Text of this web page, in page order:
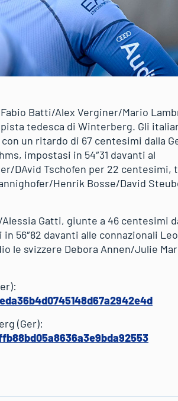
Batti/Alex Verginer/Mario
tedesca di Winterberg. Gli
un ritardo di 67 centesimi dalla
impostasi in 54″31 davanti al
DAvid Tschofen per 22 centesimi,
Henrik Bosse/David
Gatti, giunte a 46 centesimi
56″82 davanti alle connazionali
le svizzere Debora Annen/Julie
(Ger):